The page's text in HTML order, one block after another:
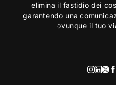
elimina il fastidio dei
garantendo una
ovunque il tuo